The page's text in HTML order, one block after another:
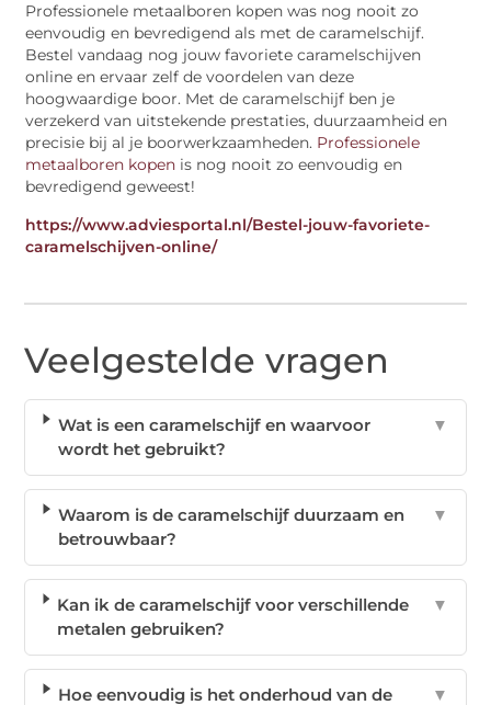
Professionele metaalboren kopen was nog nooit zo
eenvoudig en bevredigend als met de caramelschijf.
Bestel vandaag nog jouw favoriete caramelschijven
online en ervaar zelf de voordelen van deze
hoogwaardige boor. Met de caramelschijf ben je
verzekerd van uitstekende prestaties, duurzaamheid en
precisie bij al je boorwerkzaamheden. Professionele
metaalboren kopen is nog nooit zo eenvoudig en
bevredigend geweest!
https://www.adviesportal.nl/Bestel-jouw-favoriete-
caramelschijven-online/
Veelgestelde vragen
Wat is een caramelschijf en waarvoor
wordt het gebruikt?
▼
Waarom is de caramelschijf duurzaam en
betrouwbaar?
▼
Kan ik de caramelschijf voor verschillende
metalen gebruiken?
▼
Hoe eenvoudig is het onderhoud van de ▼